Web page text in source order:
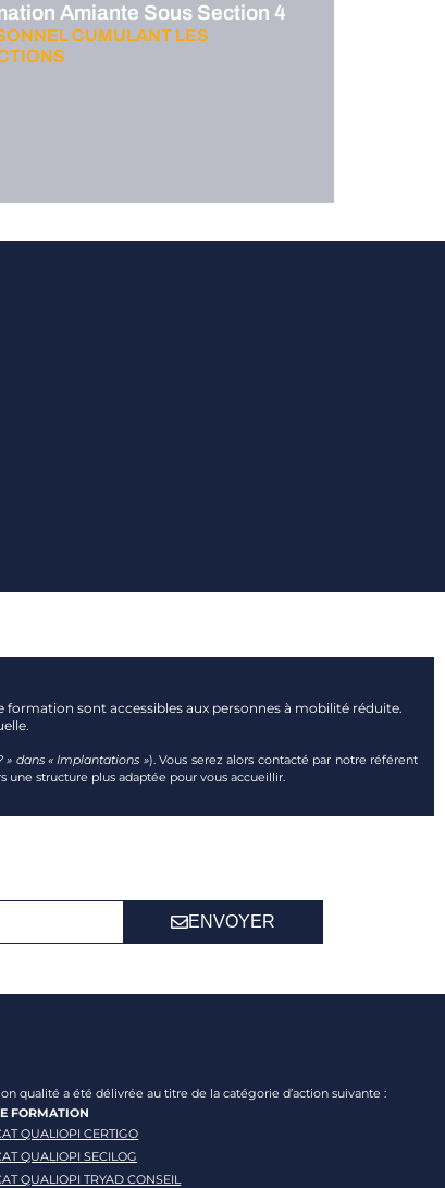
Amiante Sous Section 4
CUMULANT LES
sont accessibles aux personnes à mobilité réduite.
dans « Implantations »). Vous serez alors contacté par notre référent
une structure plus adaptée pour vous accueillir.
ENVOYER
qualité a été délivrée au titre de la catégorie d’action suivante :
FORMATION
QUALIOPI CERTIGO
QUALIOPI SECILOG
QUALIOPI TRYAD CONSEIL